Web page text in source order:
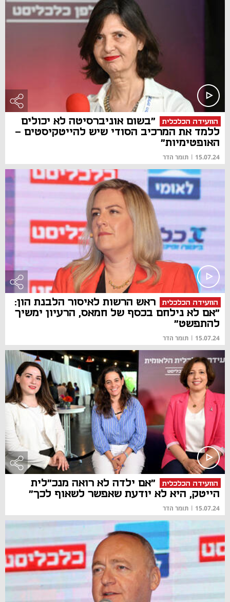
הוועידה הכלכלית
"בשום אוניברסיטה לא יכולים
ללמד את המרכיב הסודי שיש להייטקיסטים -
האופטימיות"
15.07.24
| תומר הדר
הוועידה הכלכלית
ראש הרשות לאיסור הלבנת הון:
"אם לא נילחם בכסף של חמאס, הרעיון ימשיך
להתפשט"
15.07.24
| תומר הדר
הוועידה הכלכלית
"אם ילדה לא רואה מנכ"לית
הייטק, היא לא יודעת שאפשר לשאוף לכך"
15.07.24
| תומר הדר